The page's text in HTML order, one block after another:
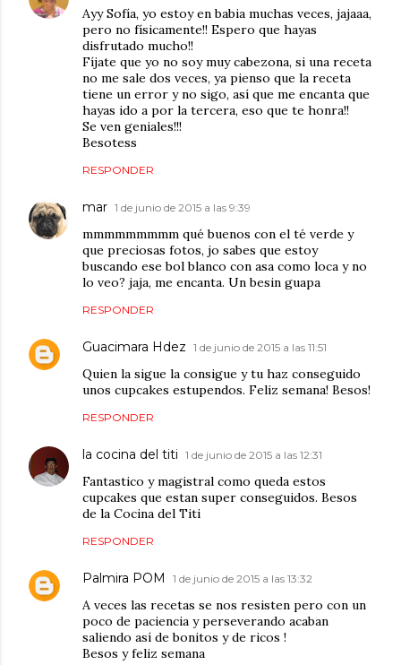
Ayy Sofía, yo estoy en babia muchas veces, jajaaa,
pero no físicamente!! Espero que hayas
disfrutado mucho!!
Fíjate que yo no soy muy cabezona, si una receta
no me sale dos veces, ya pienso que la receta
tiene un error y no sigo, así que me encanta que
hayas ido a por la tercera, eso que te honra!!
Se ven geniales!!!
Besotess
RESPONDER
mar 1 de junio de 2015 a las 9:39
mmmmmmmmm qué buenos con el té verde y
que preciosas fotos, jo sabes que estoy
buscando ese bol blanco con asa como loca y no
lo veo? jaja, me encanta. Un besin guapa
RESPONDER
Guacimara Hdez 1 de junio de 2015 a las 11:51
Quien la sigue la consigue y tu haz conseguido
unos cupcakes estupendos. Feliz semana! Besos!
RESPONDER
la cocina del titi 1 de junio de 2015 a las 12:31
Fantastico y magistral como queda estos
cupcakes que estan super conseguidos. Besos
de la Cocina del Titi
RESPONDER
Palmira POM 1 de junio de 2015 a las 13:32
A veces las recetas se nos resisten pero con un
poco de paciencia y perseverando acaban
saliendo así de bonitos y de ricos !
Besos y feliz semana